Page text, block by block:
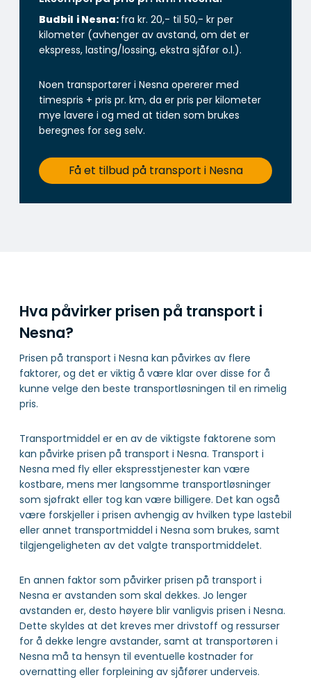
Budbil i Nesna: fra kr. 20,- til 50,- kr per
kilometer (avhenger av avstand, om det er
ekspress, lasting/lossing, ekstra sjåfør o.l.).
Noen transportører i Nesna opererer med
timespris + pris pr. km, da er pris per kilometer
mye lavere i og med at tiden som brukes
beregnes for seg selv.
Få et tilbud på transport i Nesna
Hva påvirker prisen på transport i
Nesna?
Prisen på transport i Nesna kan påvirkes av flere
faktorer, og det er viktig å være klar over disse for å
kunne velge den beste transportløsningen til en rimelig
pris.
Transportmiddel er en av de viktigste faktorene som
kan påvirke prisen på transport i Nesna. Transport i
Nesna med fly eller ekspresstjenester kan være
kostbare, mens mer langsomme transportløsninger
som sjøfrakt eller tog kan være billigere. Det kan også
være forskjeller i prisen avhengig av hvilken type lastebil
eller annet transportmiddel i Nesna som brukes, samt
tilgjengeligheten av det valgte transportmiddelet.
En annen faktor som påvirker prisen på transport i
Nesna er avstanden som skal dekkes. Jo lenger
avstanden er, desto høyere blir vanligvis prisen i Nesna.
Dette skyldes at det kreves mer drivstoff og ressurser
for å dekke lengre avstander, samt at transportøren i
Nesna må ta hensyn til eventuelle kostnader for
overnatting eller forpleining av sjåfører underveis.